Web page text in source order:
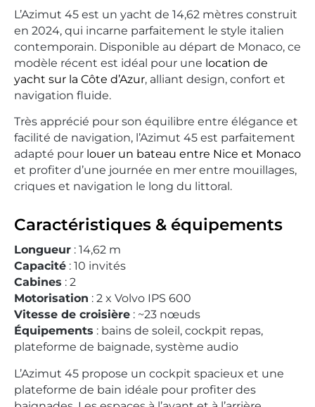
L’Azimut 45 est un yacht de 14,62 mètres construit
en 2024, qui incarne parfaitement le style italien
contemporain. Disponible au départ de Monaco, ce
modèle récent est idéal pour une location de
yacht sur la Côte d’Azur, alliant design, confort et
navigation fluide.
Très apprécié pour son équilibre entre élégance et
facilité de navigation, l’Azimut 45 est parfaitement
adapté pour louer un bateau entre Nice et Monaco
et profiter d’une journée en mer entre mouillages,
criques et navigation le long du littoral.
Caractéristiques & équipements
Longueur : 14,62 m
Capacité : 10 invités
Cabines : 2
Motorisation : 2 x Volvo IPS 600
Vitesse de croisière : ~23 nœuds
Équipements : bains de soleil, cockpit repas,
plateforme de baignade, système audio
L’Azimut 45 propose un cockpit spacieux et une
plateforme de bain idéale pour profiter des